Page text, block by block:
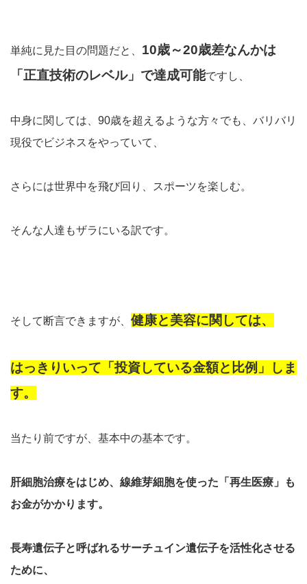
単純に見た目の問題だと、 10歳～20歳差なんかは
「正直技術のレベル」で達成可能ですし、
中身に関しては、90歳を超えるような方々でも、バリバリ
現役でビジネスをやっていて、
さらには世界中を飛び回り、スポーツを楽しむ。
そんな人達もザラにいる訳です。
そして断言できますが、 健康と美容に関しては、
はっきりいって「投資している金額と比例」しま
す。
当たり前ですが、基本中の基本です。
肝細胞治療をはじめ、線維芽細胞を使った「再生医療」も
お金がかかります。
長寿遺伝子と呼ばれるサーチュイン遺伝子を活性化させる
ために、